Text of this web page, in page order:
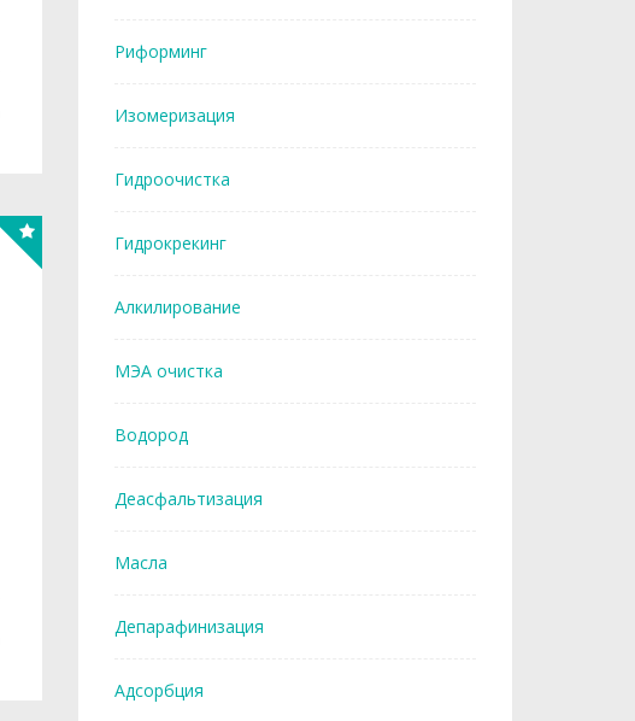
Риформинг
Изомеризация
Гидроочистка
Гидрокрекинг
Алкилирование
МЭА очистка
Водород
Деасфальтизация
Масла
Депарафинизация
Адсорбция